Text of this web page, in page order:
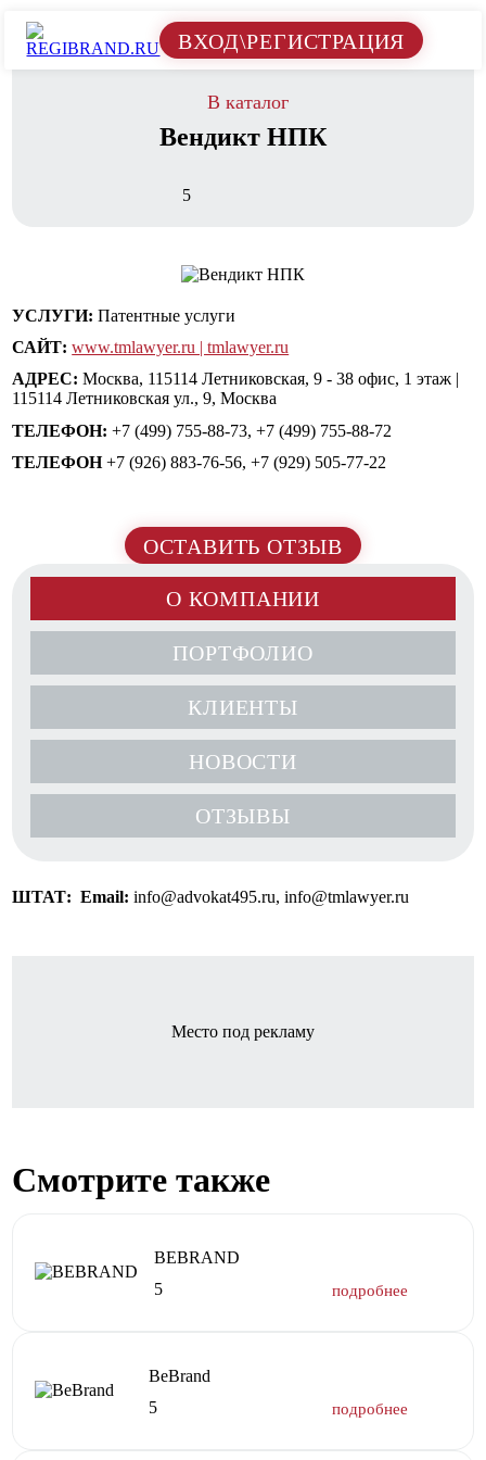
ВХОД\РЕГИСТРАЦИЯ
В каталог
Вендикт НПК
5
УСЛУГИ: Патентные услуги
САЙТ: www.tmlawyer.ru | tmlawyer.ru
АДРЕС: Москва, 115114 Летниковская, 9 - 38 офис, 1 этаж |
115114 Летниковская ул., 9, Москва
ТЕЛЕФОН: +7 (499) 755-88-73, +7 (499) 755-88-72
ТЕЛЕФОН+7 (926) 883-76-56, +7 (929) 505-77-22
ОСТАВИТЬ ОТЗЫВ
О КОМПАНИИ
ПОРТФОЛИО
КЛИЕНТЫ
НОВОСТИ
ОТЗЫВЫ
ШТАТ: Email: info@advokat495.ru, info@tmlawyer.ru
Место под рекламу
Смотрите также
BEBRAND
5
BeBrand
5